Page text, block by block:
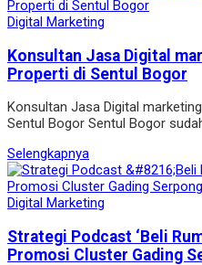
Digital Marketing
Konsultan Jasa Digital
Properti di Sentul Bogor
Konsultan Jasa Digital
Sentul Bogor Sentul Bogor
Selengkapnya
Digital Marketing
Strategi Podcast ‘Beli
Promosi Cluster Gading